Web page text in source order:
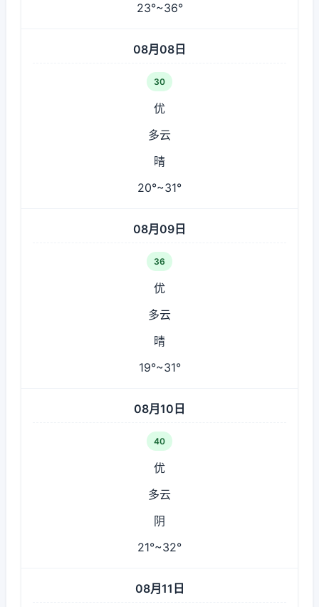
23°~36°
08月08日
30
优
多云
晴
20°~31°
08月09日
36
优
多云
晴
19°~31°
08月10日
40
优
多云
阴
21°~32°
08月11日